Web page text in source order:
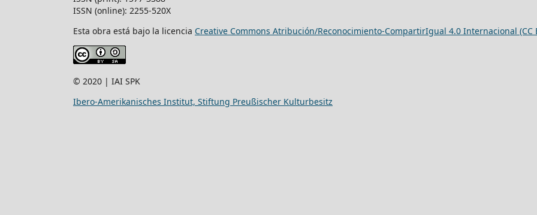
ISSN (online): 2255-520X
Esta obra está bajo la licencia Creative Commons Atribución/Reconocimiento-CompartirIgual 4.0 Internacional (CC
© 2020 | IAI SPK
Ibero-Amerikanisches Institut, Stiftung Preußischer Kulturbesitz